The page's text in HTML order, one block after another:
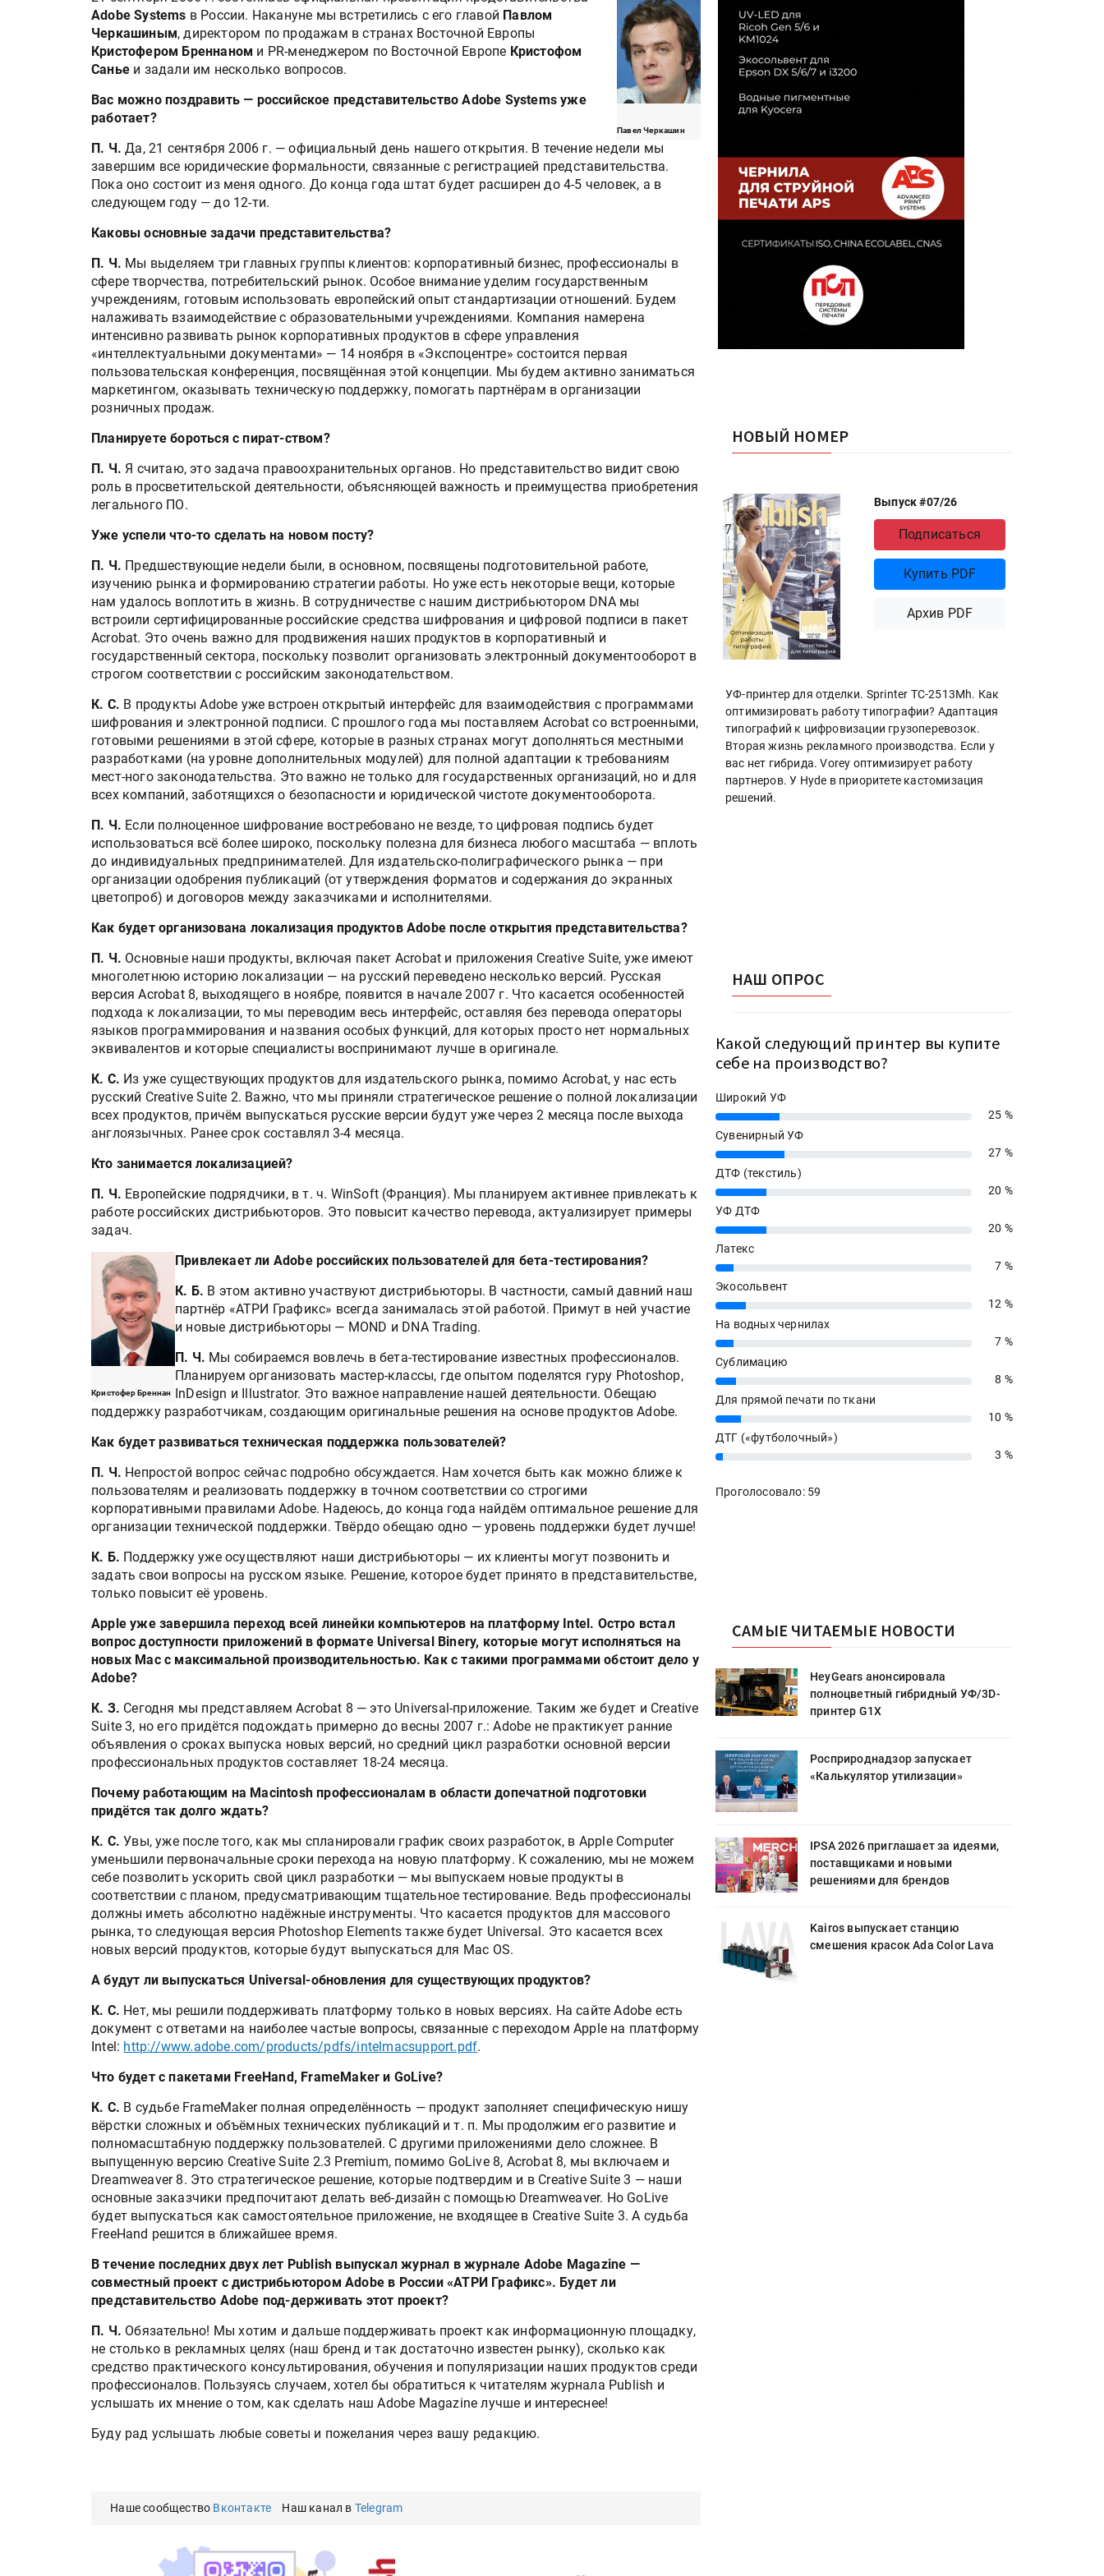
Павел Черкашин
Adobe Systems в России. Накануне мы встретились с его главой Павлом
Черкашиным, директором по продажам в странах Восточной Европы
Кристофером Бреннаном и PR-менеджером по Восточной Европе Кристофом
Санье и задали им несколько вопросов.
Вас можно поздравить — российское представительство Adobe Systems уже
работает?
П. Ч. Да, 21 сентября 2006 г. — официальный день нашего открытия. В течение недели мы
завершим все юридические формальности, связанные с регистрацией представительства.
Пока оно состоит из меня одного. До конца года штат будет расширен до 4-5 человек, а в
следующем году — до 12-ти.
Каковы основные задачи представительства?
П. Ч. Мы выделяем три главных группы клиентов: корпоративный бизнес, профессионалы в
сфере творчества, потребительский рынок. Особое внимание уделим государственным
учреждениям, готовым использовать европейский опыт стандартизации отношений. Будем
налаживать взаимодействие с образовательными учреждениями. Компания намерена
интенсивно развивать рынок корпоративных продуктов в сфере управления
«интеллектуальными документами» — 14 ноября в «Экспоцентре» состоится первая
пользовательская конференция, посвящённая этой концепции. Мы будем активно заниматься
маркетингом, оказывать техническую поддержку, помогать партнёрам в организации
розничных продаж.
Планируете бороться с пират-ством?
П. Ч. Я считаю, это задача правоохранительных органов. Но представительство видит свою
роль в просветительской деятельности, объясняющей важность и преимущества приобретения
легального ПО.
Уже успели что-то сделать на новом посту?
П. Ч. Предшествующие недели были, в основном, посвящены подготовительной работе,
изучению рынка и формированию стратегии работы. Но уже есть некоторые вещи, которые
нам удалось воплотить в жизнь. В сотрудничестве с нашим дистрибьютором DNA мы
встроили сертифицированные российские средства шифрования и цифровой подписи в пакет
Acrobat. Это очень важно для продвижения наших продуктов в корпоративный и
государственный сектора, поскольку позволит организовать электронный документооборот в
строгом соответствии с российским законодательством.
К. С. В продукты Adobe уже встроен открытый интерфейс для взаимодействия с программами
шифрования и электронной подписи. С прошлого года мы поставляем Acrobat со встроенными,
готовыми решениями в этой сфере, которые в разных странах могут дополняться местными
разработками (на уровне дополнительных модулей) для полной адаптации к требованиям
мест-ного законодательства. Это важно не только для государственных организаций, но и для
всех компаний, заботящихся о безопасности и юридической чистоте документооборота.
П. Ч. Если полноценное шифрование востребовано не везде, то цифровая подпись будет
использоваться всё более широко, поскольку полезна для бизнеса любого масштаба — вплоть
до индивидуальных предпринимателей. Для издательско-полиграфического рынка — при
организации одобрения публикаций (от утверждения форматов и содержания до экранных
цветопроб) и договоров между заказчиками и исполнителями.
Как будет организована локализация продуктов Adobe после открытия представительства?
П. Ч. Основные наши продукты, включая пакет Acrobat и приложения Creative Suite, уже имеют
многолетнюю историю локализации — на русский переведено несколько версий. Русская
версия Acrobat 8, выходящего в ноябре, появится в начале 2007 г. Что касается особенностей
подхода к локализации, то мы переводим весь интерфейс, оставляя без перевода операторы
языков программирования и названия особых функций, для которых просто нет нормальных
эквивалентов и которые специалисты воспринимают лучше в оригинале.
К. С. Из уже существующих продуктов для издательского рынка, помимо Acrobat, у нас есть
русский Creative Suite 2. Важно, что мы приняли стратегическое решение о полной локализации
всех продуктов, причём выпускаться русские версии будут уже через 2 месяца после выхода
англоязычных. Ранее срок составлял 3-4 месяца.
Кто занимается локализацией?
П. Ч. Европейские подрядчики, в т. ч. WinSoft (Франция). Мы планируем активнее привлекать к
работе российских дистрибьюторов. Это повысит качество перевода, актуализирует примеры
задач.
Кристофер Бреннан
Привлекает ли Adobe российских пользователей для бета-тестирования?
К. Б. В этом активно участвуют дистрибьюторы. В частности, самый давний наш
партнёр «АТРИ Графикс» всегда занималась этой работой. Примут в ней участие
и новые дистрибьюторы — MOND и DNA Trading.
П. Ч. Мы собираемся вовлечь в бета-тестирование известных профессионалов.
Планируем организовать мастер-классы, где опытом поделятся гуру Photoshop,
InDesign и Illustrator. Это важное направление нашей деятельности. Обещаю
поддержку разработчикам, создающим оригинальные решения на основе продуктов Adobe.
Как будет развиваться техническая поддержка пользователей?
П. Ч. Непростой вопрос сейчас подробно обсуждается. Нам хочется быть как можно ближе к
пользователям и реализовать поддержку в точном соответствии со строгими
корпоративными правилами Adobe. Надеюсь, до конца года найдём оптимальное решение для
организации технической поддержки. Твёрдо обещаю одно — уровень поддержки будет лучше!
К. Б. Поддержку уже осуществляют наши дистрибьюторы — их клиенты могут позвонить и
задать свои вопросы на русском языке. Решение, которое будет принято в представительстве,
только повысит её уровень.
Apple уже завершила переход всей линейки компьютеров на платформу Intel. Остро встал
вопрос доступности приложений в формате Universal Binery, которые могут исполняться на
новых Мас с максимальной производительностью. Как с такими программами обстоит дело у
Adobe?
К. З. Сегодня мы представляем Acrobat 8 — это Universal-приложение. Таким же будет и Creative
Suite 3, но его придётся подождать примерно до весны 2007 г.: Adobe не практикует ранние
объявления о сроках выпуска новых версий, но средний цикл разработки основной версии
профессиональных продуктов составляет 18-24 месяца.
Почему работающим на Macintosh профессионалам в области допечатной подготовки
придётся так долго ждать?
К. С. Увы, уже после того, как мы спланировали график своих разработок, в Apple Computer
уменьшили первоначальные сроки перехода на новую платформу. К сожалению, мы не можем
себе позволить ускорить свой цикл разработки — мы выпускаем новые продукты в
соответствии с планом, предусматривающим тщательное тестирование. Ведь профессионалы
должны иметь абсолютно надёжные инструменты. Что касается продуктов для массового
рынка, то следующая версия Photoshop Elements также будет Universal. Это касается всех
новых версий продуктов, которые будут выпускаться для Mac OS.
А будут ли выпускаться Universal-обновления для существующих продуктов?
К. С. Нет, мы решили поддерживать платформу только в новых версиях. На сайте Adobe есть
документ с ответами на наиболее частые вопросы, связанные с переходом Apple на платформу
Intel: http://www.adobe.com/products/pdfs/intelmacsupport.pdf.
Что будет с пакетами FreeHand, FrameMaker и GoLive?
К. С. В судьбе FrameMaker полная определённость — продукт заполняет специфическую нишу
вёрстки сложных и объёмных технических публикаций и т. п. Мы продолжим его развитие и
полномасштабную поддержку пользователей. С другими приложениями дело сложнее. В
выпущенную версию Creative Suite 2.3 Premium, помимо GoLive 8, Acrobat 8, мы включаем и
Dreamweaver 8. Это стратегическое решение, которые подтвердим и в Creative Suite 3 — наши
основные заказчики предпочитают делать веб-дизайн с помощью Dreamweaver. Но GoLive
будет выпускаться как самостоятельное приложение, не входящее в Creative Suite 3. А судьба
FreeHand решится в ближайшее время.
В течение последних двух лет Publish выпускал журнал в журнале Adobe Magazine —
совместный проект с дистрибьютором Adobe в России «АТРИ Графикс». Будет ли
представительство Adobe под-держивать этот проект?
П. Ч. Обязательно! Мы хотим и дальше поддерживать проект как информационную площадку,
не столько в рекламных целях (наш бренд и так достаточно известен рынку), сколько как
средство практического консультирования, обучения и популяризации наших продуктов среди
профессионалов. Пользуясь случаем, хотел бы обратиться к читателям журнала Publish и
услышать их мнение о том, как сделать наш Adobe Magazine лучше и интереснее!
Буду рад услышать любые советы и пожелания через вашу редакцию.
Наше сообщество Вконтакте Наш канал в Telegram
НОВЫЙ НОМЕР
Выпуск #07/26
Подписаться
Купить PDF
Архив PDF
УФ-принтер для отделки. Sprinter ТС-2513Mh. Как
оптимизировать работу типографии? Адаптация
типографий к цифровизации грузоперевозок.
Вторая жизнь рекламного производства. Если у
вас нет гибрида. Vorey оптимизирует работу
партнеров. У Hyde в приоритете кастомизация
решений.
НАШ ОПРОС
Какой следующий принтер вы купите
себе на производство?
Широкий УФ
25%
25 %
Сувенирный УФ
27%
27 %
ДТФ (текстиль)
20%
20 %
УФ ДТФ
20%
20 %
Латекс
7%
7 %
Экосольвент
12%
12 %
На водных чернилах
7%
7 %
Сублимацию
8%
8 %
Для прямой печати по ткани
10%
10 %
ДТГ («футболочный»)
3% 3 %
Проголосовало: 59
САМЫЕ ЧИТАЕМЫЕ НОВОСТИ
принтер G1X
Росприроднадзор запускает
IPSA 2026 приглашает за идеями,
поставщиками и новыми
решениями для брендов
Kairos выпускает станцию
смешения красок Ada Color Lava
принтер G1X
IPSA 2026 приглашает за идеями,
поставщиками и новыми
решениями для брендов
Kairos выпускает станцию
HeyGears анонсировала
полноцветный гибридный УФ/3D-
принтер G1X
Росприроднадзор запускает
«Калькулятор утилизации»
IPSA 2026 приглашает за идеями,
поставщиками и новыми
решениями для брендов
Kairos выпускает станцию
смешения красок Ada Color Lava